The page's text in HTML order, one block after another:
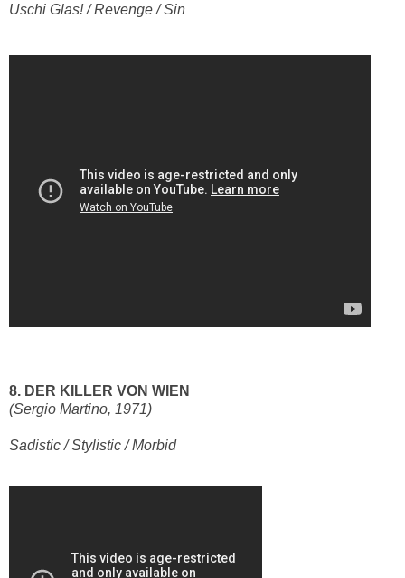
Uschi Glas! / Revenge / Sin
8. DER KILLER VON WIEN
(Sergio Martino, 1971)
Sadistic / Stylistic / Morbid